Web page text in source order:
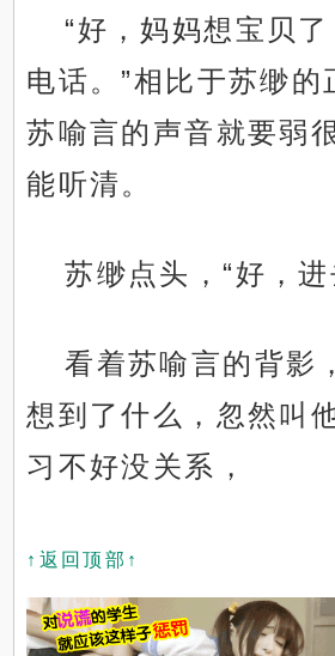
“好，妈妈想宝贝
电话。”相比于苏缈的
苏喻言的声音就要弱
能听清。
苏缈点头，“好，进
看着苏喻言的背影
想到了什么，忽然叫
习不好没关系，
↑返回顶部↑